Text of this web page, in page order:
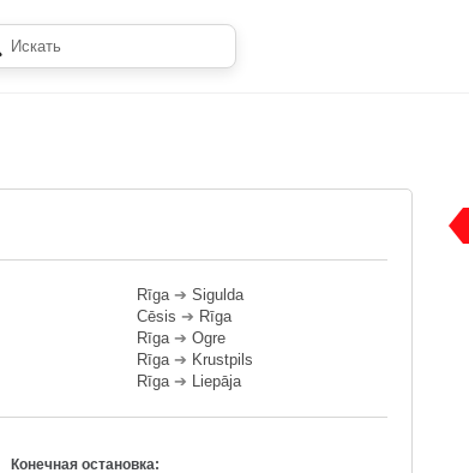
Rīga➔ Sigulda
Cēsis ➔ Rīga
Rīga➔ Ogre
Rīga➔ Krustpils
Rīga➔ Liepāja
Конечная остановка: